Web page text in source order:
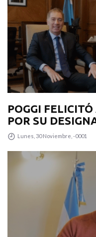
POGGI
POR SU
GABINETE
Lunes, 30 Noviembre, -0001